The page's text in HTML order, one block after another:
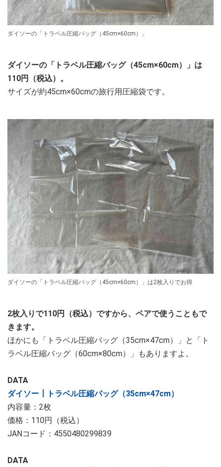
ダイソーの「トラベル圧縮バッグ（45cm×60cm）」
ダイソーの「トラベル圧縮バッグ（45cm×60cm）」は
110円（税込）。
サイズが約45cm×60cmの旅行用圧縮袋です。
ダイソーの「トラベル圧縮バッグ（45cm×60cm）」は2枚入りでお得
2枚入りで110円（税込）ですから、ペアで使うこともで
きます。
ほかにも「トラベル圧縮バッグ（35cm×47cm）」と「ト
ラベル圧縮バッグ（60cm×80cm）」もありますよ。
DATA
ダイソー┃トラベル圧縮バッグ（35cm×47cm）
内容量：2枚
価格：110円（税込）
JANコード：4550480299839
DATA